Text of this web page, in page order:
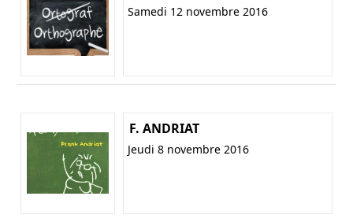
Samedi 12 novembre 2016
F. ANDRIAT
Jeudi 8 novembre 2016